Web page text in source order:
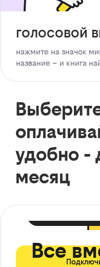
голосовой
нажмите на значок
название – и книга
удобно -
месяц
Все